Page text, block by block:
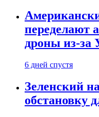
переделают
дроны из-за
6 дней спустя
Зеленский
обстановку